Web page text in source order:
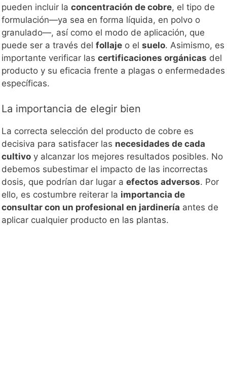
pueden incluir la concentración de cobre, el tipo de
formulación—ya sea en forma líquida, en polvo o
granulado—, así como el modo de aplicación, que
puede ser a través del follaje o el suelo. Asimismo, es
importante verificar las certificaciones orgánicas del
producto y su eficacia frente a plagas o enfermedades
específicas.
La importancia de elegir bien
La correcta selección del producto de cobre es
decisiva para satisfacer las necesidades de cada
cultivo y alcanzar los mejores resultados posibles. No
debemos subestimar el impacto de las incorrectas
dosis, que podrían dar lugar a efectos adversos. Por
ello, es costumbre reiterar la importancia de
consultar con un profesional en jardinería antes de
aplicar cualquier producto en las plantas.